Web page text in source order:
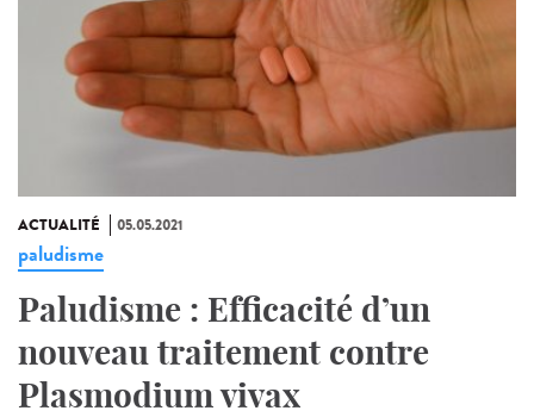
ACTUALITÉ 05.05.2021
paludisme
Paludisme : Efficacité d’un
nouveau traitement contre
Plasmodium vivax